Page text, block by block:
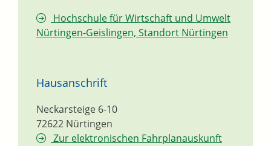
Hochschule für Wirtschaft und Umwelt
Nürtingen-Geislingen, Standort Nürtingen
Hausanschrift
Neckarsteige 6-10
72622 Nürtingen
Zur elektronischen Fahrplanauskunft